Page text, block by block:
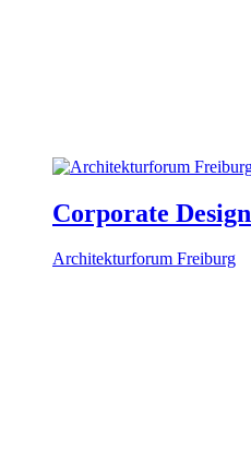
Corporate Design
Architekturforum Freiburg